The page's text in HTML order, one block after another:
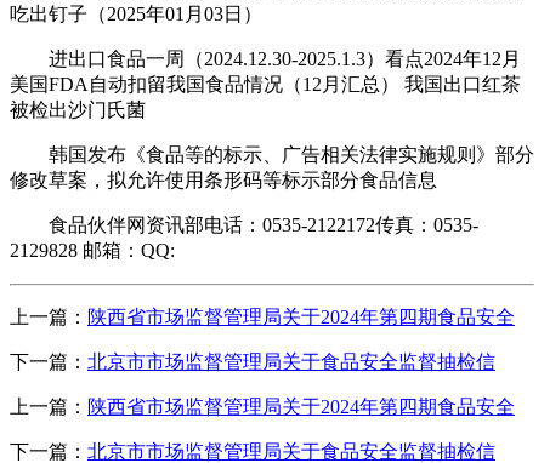
吃出钉子（2025年01月03日）
进出口食品一周（2024.12.30-2025.1.3）看点2024年12月
美国FDA自动扣留我国食品情况（12月汇总） 我国出口红茶
被检出沙门氏菌
韩国发布《食品等的标示、广告相关法律实施规则》部分
修改草案，拟允许使用条形码等标示部分食品信息
食品伙伴网资讯部电话：0535-2122172传真：0535-
2129828 邮箱：QQ:
上一篇： 陕西省市场监督管理局关于2024年第四期食品安全
下一篇： 北京市市场监督管理局关于食品安全监督抽检信
上一篇： 陕西省市场监督管理局关于2024年第四期食品安全
下一篇： 北京市市场监督管理局关于食品安全监督抽检信